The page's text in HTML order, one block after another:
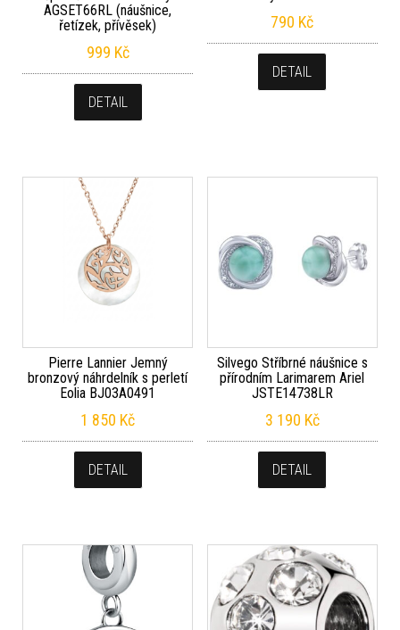
AGSET66RL (náušnice,
řetízek, přívěsek)
999 Kč
DETAIL
790 Kč
DETAIL
Pierre Lannier Jemný
bronzový náhrdelník s perletí
Eolia BJ03A0491
1 850 Kč
DETAIL
Silvego Stříbrné náušnice s
přírodním Larimarem Ariel
JSTE14738LR
3 190 Kč
DETAIL